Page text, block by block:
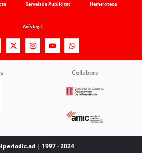
Serveis de Publicitat Hemeroteca
Avís legal
Col·labora
| 1997 - 2024